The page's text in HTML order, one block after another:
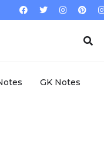
GK Notes